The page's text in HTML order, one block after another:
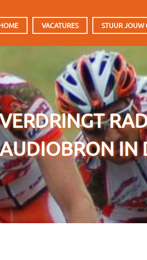
VACATURES STUUR JOUW
IN